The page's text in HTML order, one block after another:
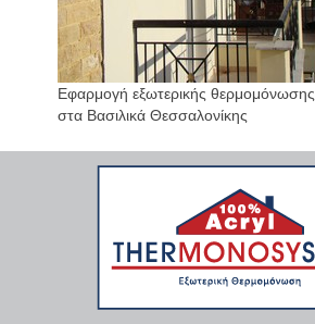
Εφαρμογή εξωτερικής θερμομόνωσης
στα Βασιλικά Θεσσαλονίκης